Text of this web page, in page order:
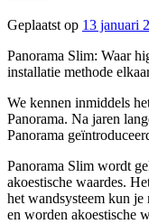
Geplaatst op 13 januari
Panorama Slim: Waar
installatie methode
We kennen inmiddels
Panorama. Na jaren
Panorama
Panorama Slim wordt
akoestische waardes.
het wandsysteem kun
en worden akoestische